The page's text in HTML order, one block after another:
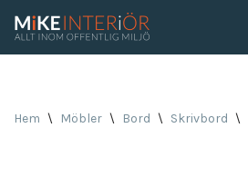
Hem \ Möbler \ Bord \ Skrivbord \